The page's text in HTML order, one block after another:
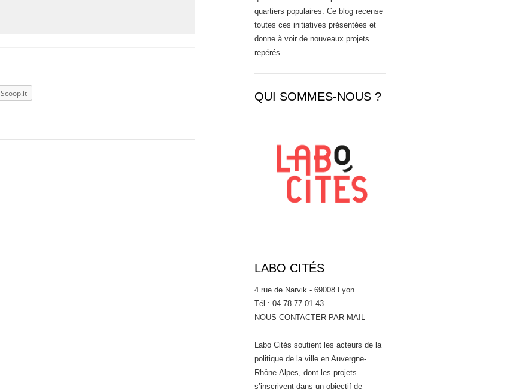
Scoop.it
quartiers populaires. Ce blog recense
toutes ces initiatives présentées et
donne à voir de nouveaux projets
repérés.
QUI SOMMES-NOUS ?
LABO CITÉS
4 rue de Narvik - 69008 Lyon
Tél : 04 78 77 01 43
NOUS CONTACTER PAR MAIL
Labo Cités soutient les acteurs de la
politique de la ville en Auvergne-
Rhône-Alpes, dont les projets
s’inscrivent dans un objectif de